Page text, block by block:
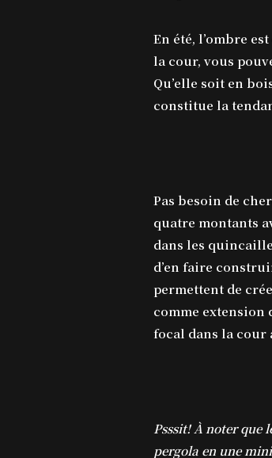
En été, l’ombre
la cour, vous
Qu’elle soit en
constitue la
Pas besoin de
quatre montants
dans les
d’en faire
permettent de
comme extension
focal dans la cour
Psssit! À noter que
pergola en une